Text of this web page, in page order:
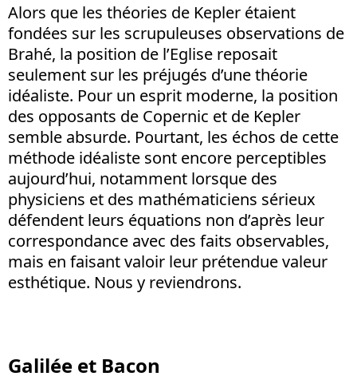
Alors que les théories de Kepler étaient
fondées sur les scrupuleuses observations de
Brahé, la position de l’Eglise reposait
seulement sur les préjugés d’une théorie
idéaliste. Pour un esprit moderne, la position
des opposants de Copernic et de Kepler
semble absurde. Pourtant, les échos de cette
méthode idéaliste sont encore perceptibles
aujourd’hui, notamment lorsque des
physiciens et des mathématiciens sérieux
défendent leurs équations non d’après leur
correspondance avec des faits observables,
mais en faisant valoir leur prétendue valeur
esthétique. Nous y reviendrons.
Galilée et Bacon